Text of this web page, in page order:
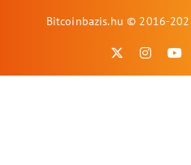
Bitcoinbazis.hu © 2016-